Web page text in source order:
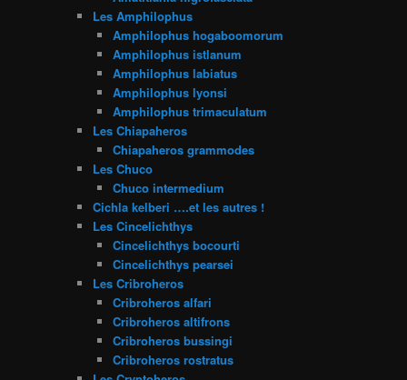
Les Amphilophus
Amphilophus hogaboomorum
Amphilophus istlanum
Amphilophus labiatus
Amphilophus lyonsi
Amphilophus trimaculatum
Les Chiapaheros
Chiapaheros grammodes
Les Chuco
Chuco intermedium
Cichla kelberi ….et les autres !
Les Cincelichthys
Cincelichthys bocourti
Cincelichthys pearsei
Les Cribroheros
Cribroheros alfari
Cribroheros altifrons
Cribroheros bussingi
Cribroheros rostratus